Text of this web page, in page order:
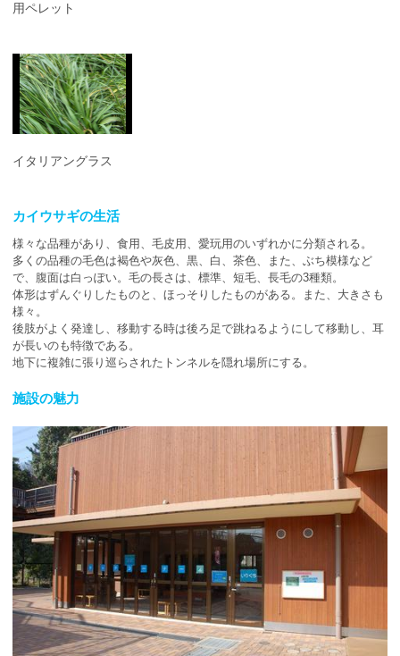
用ペレット
イタリアングラス
カイウサギの生活
様々な品種があり、食用、毛皮用、愛玩用のいずれかに分類される。
多くの品種の毛色は褐色や灰色、黒、白、茶色、また、ぶち模様など
で、腹面は白っぽい。毛の長さは、標準、短毛、長毛の3種類。
体形はずんぐりしたものと、ほっそりしたものがある。また、大きさも
様々。
後肢がよく発達し、移動する時は後ろ足で跳ねるようにして移動し、耳
が長いのも特徴である。
地下に複雑に張り巡らされたトンネルを隠れ場所にする。
施設の魅力